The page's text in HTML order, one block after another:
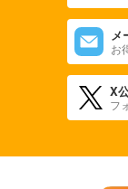
メ
お
X
フ